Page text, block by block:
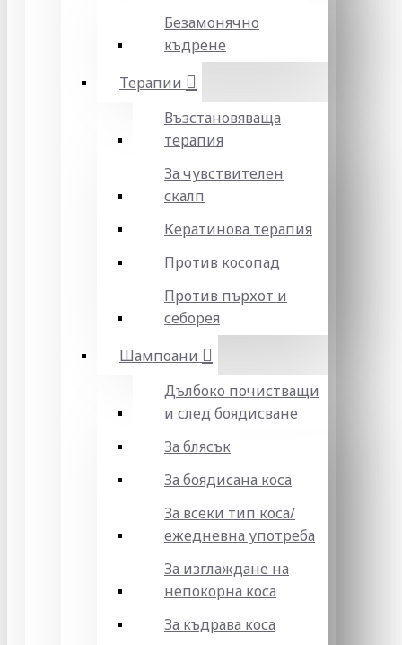
Безамонячно
къдрене
Терапии
Възстановяваща
терапия
За чувствителен
скалп
Кератинова терапия
Против косопад
Против пърхот и
себорея
Шампоани
Дълбоко почистващи
и след боядисване
За блясък
За боядисана коса
За всеки тип коса/
ежедневна употреба
За изглаждане на
непокорна коса
За къдрава коса